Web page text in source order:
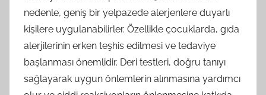
nedenle, geniş bir yelpazede alerjenlere duyarlı
kişilere uygulanabilirler. Özellikle çocuklarda, gıda
alerjilerinin erken teşhis edilmesi ve tedaviye
başlanması önemlidir. Deri testleri, doğru tanıyı
sağlayarak uygun önlemlerin alınmasına yardımcı